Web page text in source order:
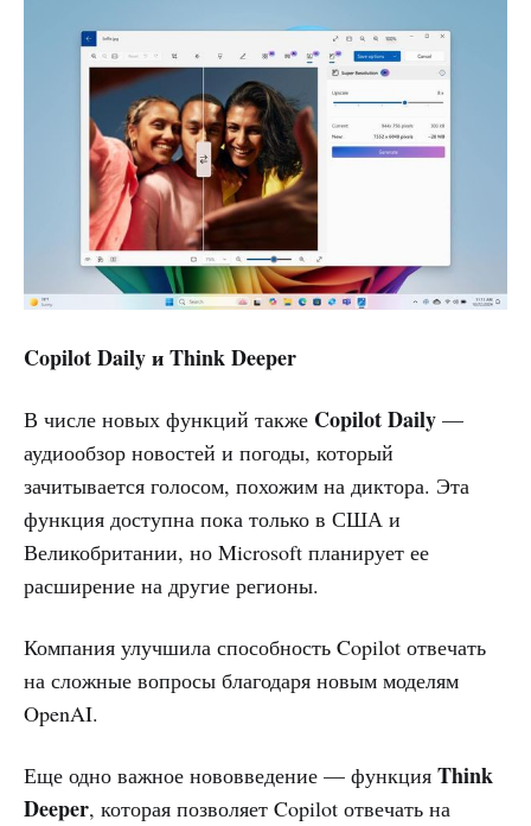
Copilot Daily и Think Deeper
В числе новых функций также Copilot Daily —
аудиообзор новостей и погоды, который
зачитывается голосом, похожим на диктора. Эта
функция доступна пока только в США и
Великобритании, но Microsoft планирует ее
расширение на другие регионы.
Компания улучшила способность Copilot отвечать
на сложные вопросы благодаря новым моделям
OpenAI.
Еще одно важное нововведение — функция Think
Deeper, которая позволяет Copilot отвечать на